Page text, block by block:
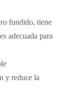
fundido, tiene
adecuada para
y reduce la